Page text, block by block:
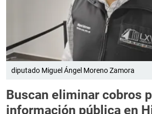
diputado Miguel Ángel Moreno Zamora
Buscan eliminar cobros
información pública en